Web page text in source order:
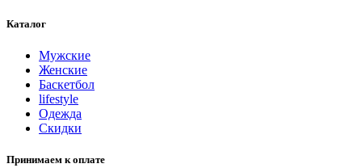
Каталог
Мужские
Женские
Баскетбол
lifestyle
Одежда
Скидки
Принимаем к оплате